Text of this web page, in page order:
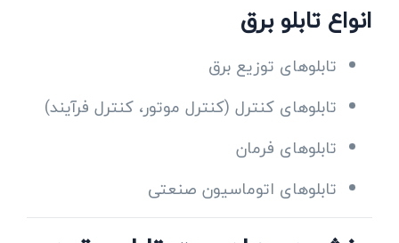
انواع تابلو برق
تابلوهای توزیع برق
تابلوهای کنترل (کنترل موتور، کنترل فرآیند)
تابلوهای فرمان
تابلوهای اتوماسیون صنعتی